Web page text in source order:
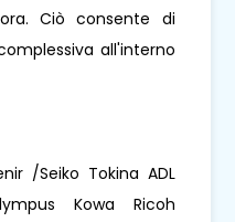
Ciò consente di
all'interno
/Seiko Tokina ADL
Kowa Ricoh